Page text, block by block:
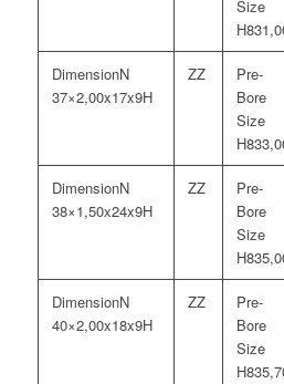
N
37×2,00x17x9H
N
38×1,50x24x9H
N
40×2,00x18x9H